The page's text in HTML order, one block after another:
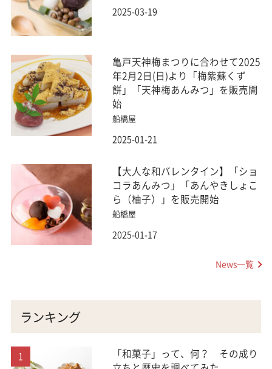
2025-03-19
亀戸天神梅まつりに合わせて2025
年2月2日(日)より「梅紫蘇くず
餅」「天神梅あんみつ」を販売開
始
船橋屋
2025-01-21
【大人な和バレンタイン】「ショ
コラあんみつ」「あんやきしょこ
ら（柚子）」を販売開始
船橋屋
2025-01-17
News一覧
ランキング
「和菓子」って、何？ その成り